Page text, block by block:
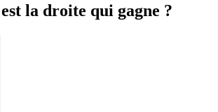
la droite qui gagne ?